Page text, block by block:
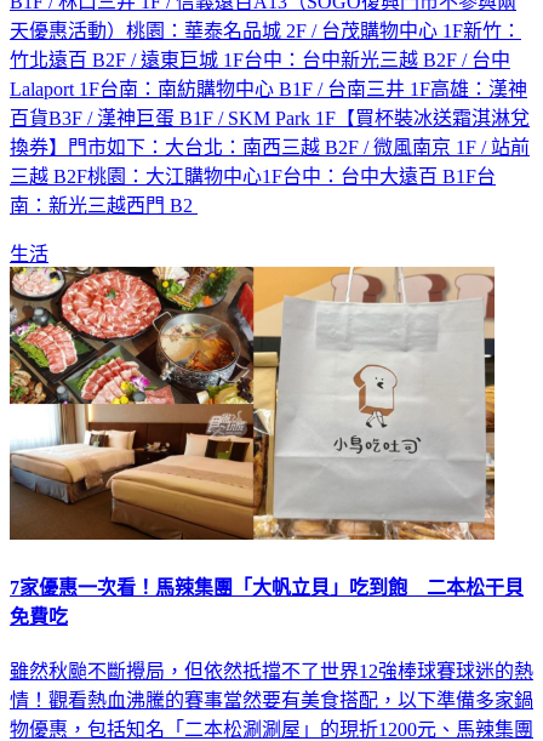
天優惠活動）桃園：華泰名品城 2F / 台茂購物中心 1F新竹：
竹北遠百 B2F / 遠東巨城 1F台中：台中新光三越 B2F / 台中
Lalaport 1F台南：南紡購物中心 B1F / 台南三井 1F高雄：漢神
百貨B3F / 漢神巨蛋 B1F / SKM Park 1F【買杯裝冰送霜淇淋兌
換券】門市如下：大台北：南西三越 B2F / 微風南京 1F / 站前
三越 B2F桃園：大江購物中心1F台中：台中大遠百 B1F台
南：新光三越西門 B2
生活
7家優惠一次看！馬辣集團「大帆立貝」吃到飽 二本松干貝
免費吃
雖然秋颱不斷攪局，但依然抵擋不了世界12強棒球賽球迷的熱
情！觀看熱血沸騰的賽事當然要有美食搭配，以下準備多家鍋
物優惠，包括知名「二本松涮涮屋」的現折1200元、馬辣集團